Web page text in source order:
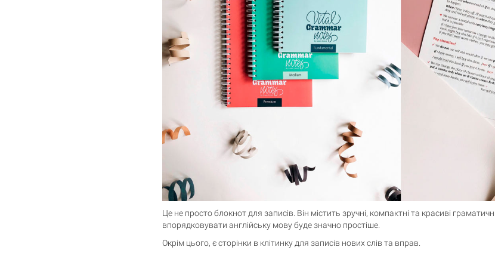
Це не просто блокнот для записів. Він містить зручні, компактні та красиві
впорядковувати англійську мову буде значно простіше.
Окрім цього, є сторінки в клітинку для записів нових слів та вправ.